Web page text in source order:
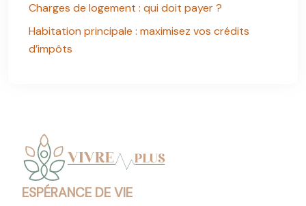
Charges de logement : qui doit payer ?
Habitation principale : maximisez vos crédits
d’impôts
ESPÉRANCE DE VIE